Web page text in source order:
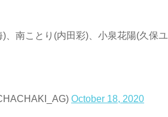
、南ことり(内田彩)、小泉花陽(久保ユ
October 18, 2020